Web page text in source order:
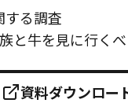
する調査
と牛を見に行く
資料ダウンロー